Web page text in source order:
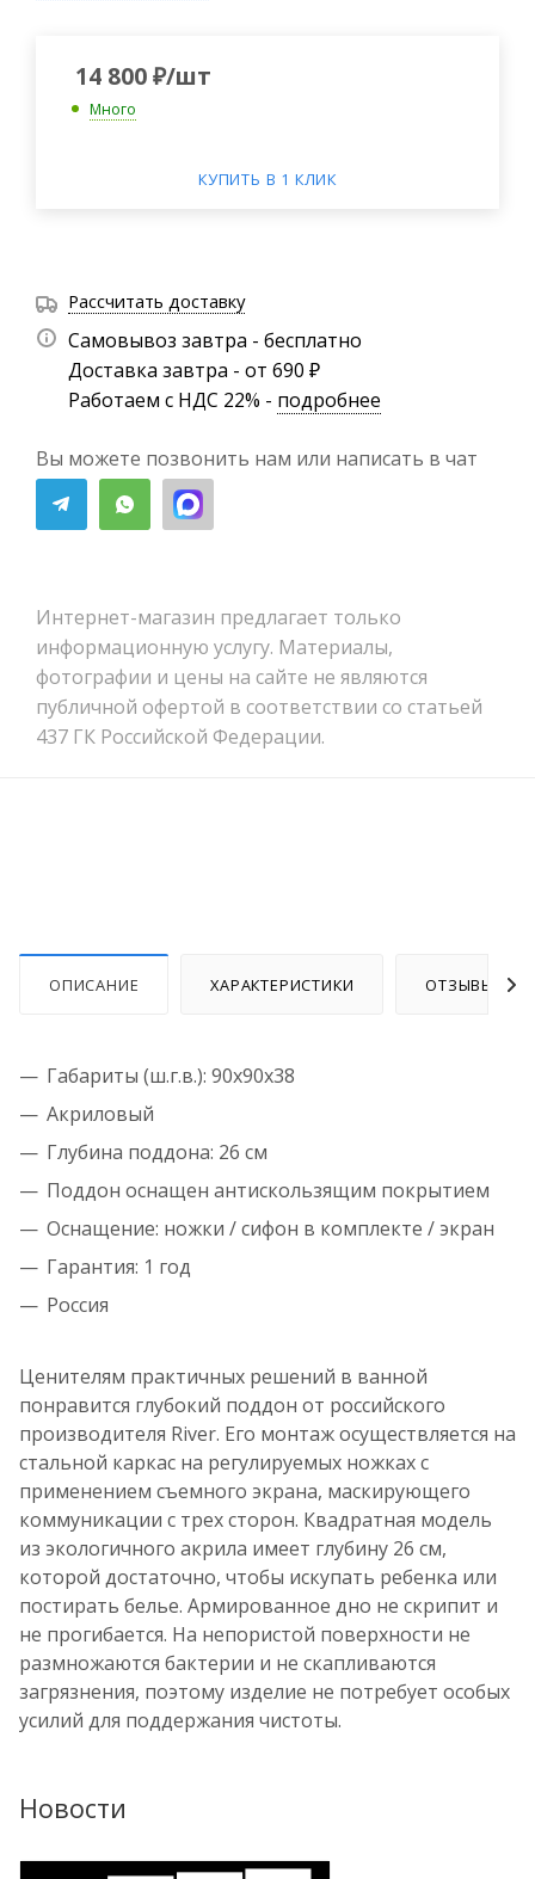
14 800₽/шт
Много
КУПИТЬ В 1 КЛИК
Рассчитать доставку
Самовывоз завтра - бесплатно
Доставка завтра - от 690 ₽
Работаем с НДС 22% - подробнее
Вы можете позвонить нам или написать в чат
Интернет-магазин предлагает только
информационную услугу. Материалы,
фотографии и цены на сайте не являются
публичной офертой в соответствии со статьей
437 ГК Российской Федерации.
ОПИСАНИЕ ХАРАКТЕРИСТИКИ ОТЗЫВЫ
Габариты (ш.г.в.): 90x90x38
Акриловый
Глубина поддона: 26 см
Поддон оснащен антискользящим покрытием
Оснащение: ножки / сифон в комплекте / экран
Гарантия: 1 год
Россия
Ценителям практичных решений в ванной
понравится глубокий поддон от российского
производителя River. Его монтаж осуществляется на
стальной каркас на регулируемых ножках с
применением съемного экрана, маскирующего
коммуникации с трех сторон. Квадратная модель
из экологичного акрила имеет глубину 26 см,
которой достаточно, чтобы искупать ребенка или
постирать белье. Армированное дно не скрипит и
не прогибается. На непористой поверхности не
размножаются бактерии и не скапливаются
загрязнения, поэтому изделие не потребует особых
усилий для поддержания чистоты.
Новости